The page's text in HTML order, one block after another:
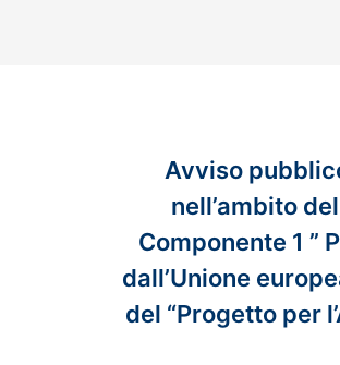
Avviso
nell’ambito
Componente 1 ”
dall’Unione
del “Progetto per